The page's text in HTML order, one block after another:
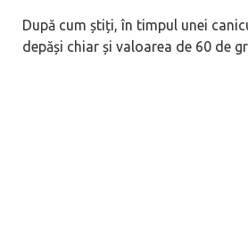
După cum știți, în timpul unei
depăși chiar și valoarea de 60 de